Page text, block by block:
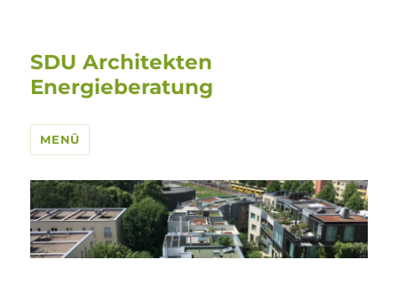
SDU Architekten
Energieberatung
MENÜ